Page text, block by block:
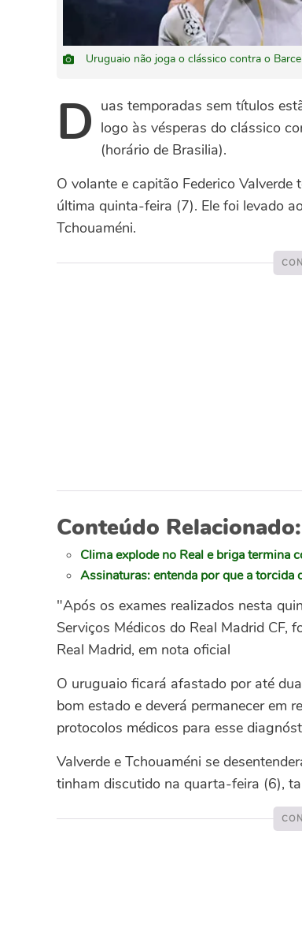
Uruguaio não joga o clássico contra o
D uas temporadas sem títulos
logo às vésperas do clássico
(horário de Brasilia).
O volante e capitão Federico
última quinta-feira (7). Ele foi levado
Tchouaméni.
Conteúdo Relacionado:
Clima explode no Real e briga termina
Assinaturas: entenda por que a torcida
"Após os exames realizados nesta
Serviços Médicos do Real Madrid
Real Madrid, em nota oficial
O uruguaio ficará afastado por até
bom estado e deverá permanecer em
protocolos médicos para esse
Valverde e Tchouaméni se
tinham discutido na quarta-feira (6),